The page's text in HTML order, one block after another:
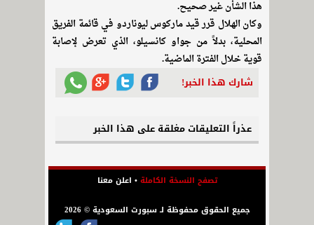
هذا الشأن غير صحيح.
وكان الهلال قرر قيد ماركوس ليوناردو في قائمة الفريق
المحلية، بدلاً من جواو كانسيلو، الذي تعرض لإصابة
قوية خلال الفترة الماضية.
شارك هذا الخبر!
عذراً التعليقات مغلقة على هذا الخبر
تصفح النسخة الكاملة• اعلن معنا
جميع الحقوق محفوظة لـ سبورت السعودية © 2026